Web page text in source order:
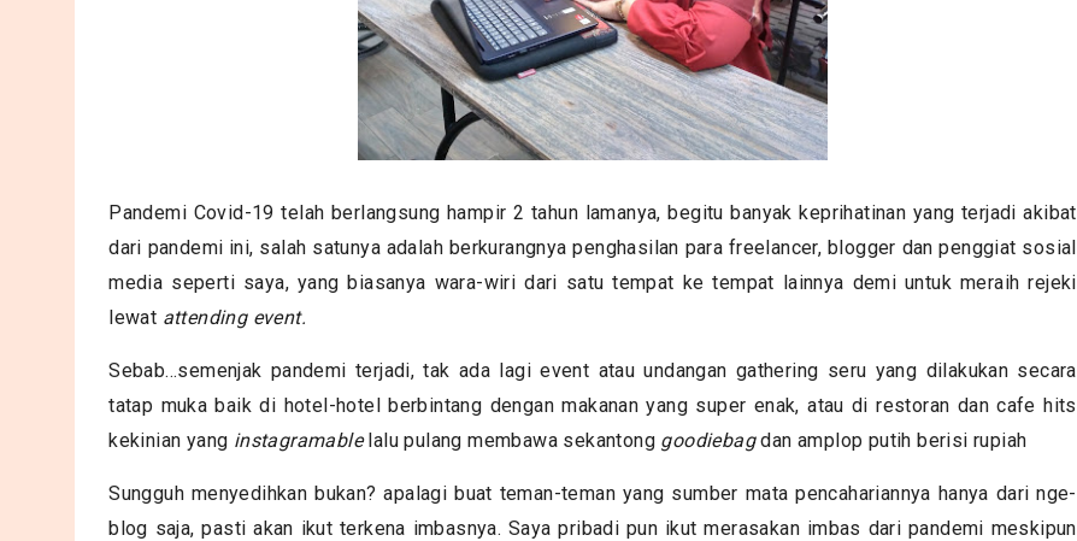
Pandemi Covid-19 telah berlangsung hampir 2 tahun lamanya, begitu banyak keprihatinan yang terjadi akibat
dari pandemi ini, salah satunya adalah berkurangnya penghasilan para freelancer, blogger dan penggiat sosial
media seperti saya, yang biasanya wara-wiri dari satu tempat ke tempat lainnya demi untuk meraih rejeki
lewat attending event.
Sebab...semenjak pandemi terjadi, tak ada lagi event atau undangan gathering seru yang dilakukan secara
tatap muka baik di hotel-hotel berbintang dengan makanan yang super enak, atau di restoran dan cafe hits
kekinian yang instagramablelalu pulang membawa sekantong goodiebagdan amplop putih berisi rupiah
Sungguh menyedihkan bukan? apalagi buat teman-teman yang sumber mata pencahariannya hanya dari nge-
blog saja, pasti akan ikut terkena imbasnya. Saya pribadi pun ikut merasakan imbas dari pandemi meskipun